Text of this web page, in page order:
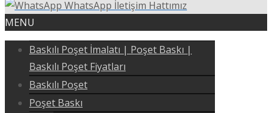
WhatsApp İletişim Hattımız
MENU
Baskılı Poşet İmalatı | Poşet Baskı |
Baskılı Poşet Fiyatları
Baskılı Poşet
Poşet Baskı